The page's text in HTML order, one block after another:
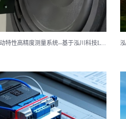
低成本音响喇叭振动特性高精度测量系统--基于泓川科技LTP080激光位移传感器